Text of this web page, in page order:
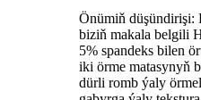
Önümiň düşündirişi:
biziň makala belgili
5% spandeks bilen
iki örme matasynyň
dürli romb ýaly